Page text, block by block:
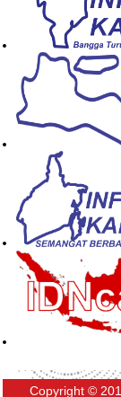
Copyright ©